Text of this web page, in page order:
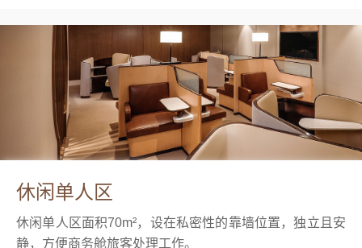
休闲单人区
休闲单人区面积70m²，设在私密性的靠墙位置，独立且安
静，方便商务舱旅客处理工作。